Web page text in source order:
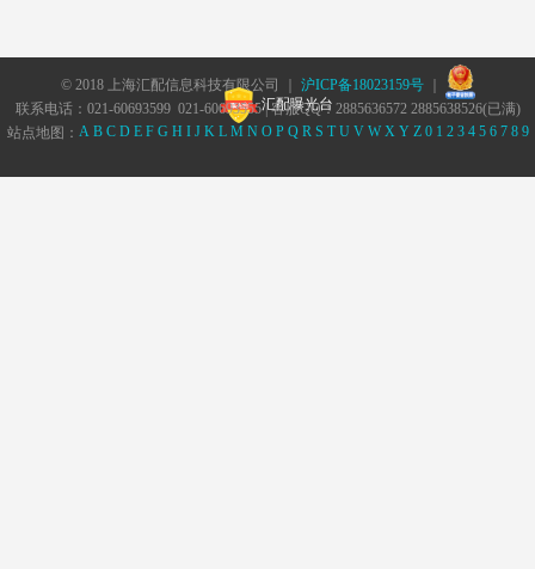
© 2018 上海汇配信息科技有限公司 ｜ 沪ICP备18023159号｜
汇配曝光台
联系电话：021-60693599 021-60693555 | 客服QQ：2885636572 2885638526(已满)
站点地图： A B C D E F G H I J K L M N O P Q R S T U V W X Y Z 0 1 2 3 4 5 6 7 8 9